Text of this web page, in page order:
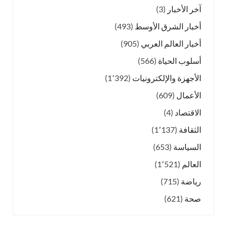
آخر الأخبار (3)
أخبار الشرق الأوسط (493)
أخبار العالم العربي (905)
أسلوب الحياة (566)
الأجهزة والإلكترونيات (1٬392)
الأعمال (609)
الاقتصاد (4)
الثقافة (1٬137)
السياسة (653)
العالم (1٬521)
رياضة (715)
صحة (621)